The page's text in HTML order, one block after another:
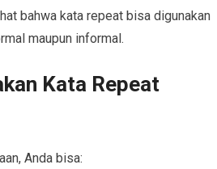
bahwa kata repeat bisa digunakan
maupun informal.
Kata Repeat
Anda bisa: